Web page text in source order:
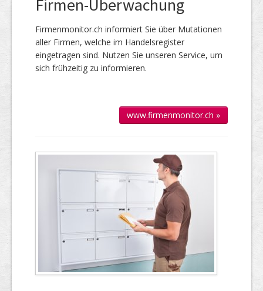
Firmen-Überwachung
Firmenmonitor.ch informiert Sie über Mutationen
aller Firmen, welche im Handels­register
eingetragen sind. Nutzen Sie unseren Service, um
sich frühzeitig zu informieren.
www.firmenmonitor.ch »